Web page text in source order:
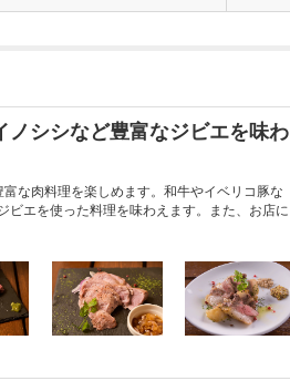
ノシシなど豊富なジビエを味わ
な肉料理を楽しめます。和牛やイベリコ豚な
ビエを使った料理を味わえます。また、お店に